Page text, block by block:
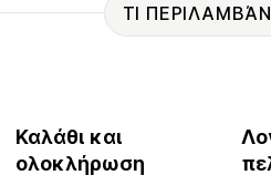
ΤΙ
Καλάθι και
ολοκλήρωση